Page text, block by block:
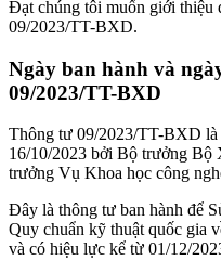
Đạt chúng tôi muốn giới thiệu
09/2023/TT-BXD.
Ngày ban hành và
09/2023/TT-BXD
Thông tư 09/2023/TT-BXD là
16/10/2023 bởi Bộ trưởng Bộ
trưởng Vụ Khoa học công
Đây là thông tư ban hành để
Quy chuẩn kỹ thuật quốc gia
và có hiệu lực kể từ 01/12/